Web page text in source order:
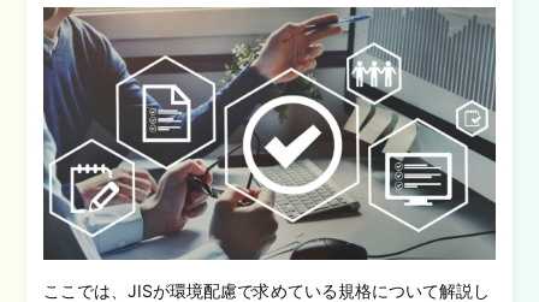
ここでは、JISが環境配慮で求めている規格について解説し